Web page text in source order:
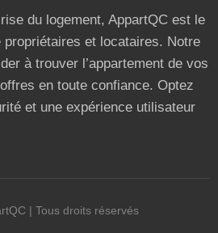
du logement, AppartQC est le
propriétaires et locataires. Notre
à trouver l’appartement de vos
en toute confiance. Optez
et une expérience utilisateur
| Tous droits réservés